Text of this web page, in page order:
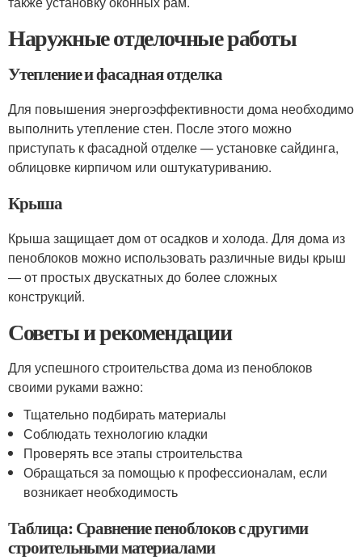
Наружные отделочные работы
Утепление и фасадная отделка
Для повышения энергоэффективности дома необходимо
выполнить утепление стен. После этого можно
приступать к фасадной отделке — установке сайдинга,
облицовке кирпичом или оштукатуриванию.
Крыша
Крыша защищает дом от осадков и холода. Для дома из
пеноблоков можно использовать различные виды крыш
— от простых двускатных до более сложных
конструкций.
Советы и рекомендации
Для успешного строительства дома из пеноблоков
своими руками важно:
Тщательно подбирать материалы
Соблюдать технологию кладки
Проверять все этапы строительства
Обращаться за помощью к профессионалам, если
возникает необходимость
Таблица: Сравнение пеноблоков с другими
строительными материалами